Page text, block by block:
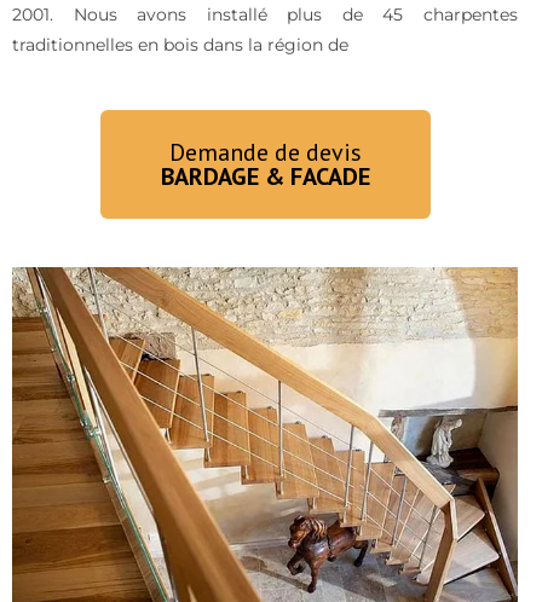
2001. Nous avons installé plus de 45 charpentes
traditionnelles en bois dans la région de
Demande de devis
BARDAGE & FACADE